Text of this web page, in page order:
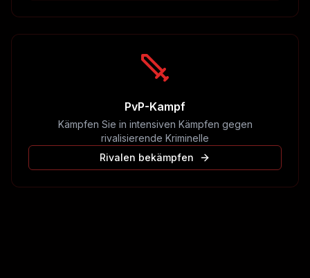
PvP-Kampf
Kämpfen Sie in intensiven Kämpfen gegen
rivalisierende Kriminelle
Rivalen bekämpfen